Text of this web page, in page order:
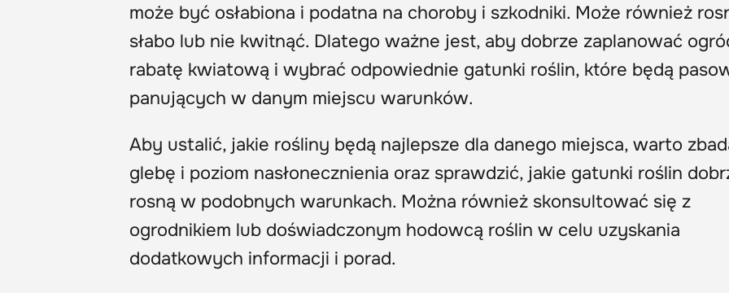
może być osłabiona i podatna na choroby i szkodniki. Może również
słabo lub nie kwitnąć. Dlatego ważne jest, aby dobrze zaplanować
rabatę kwiatową i wybrać odpowiednie gatunki roślin, które będą
panujących w danym miejscu warunków.
Aby ustalić, jakie rośliny będą najlepsze dla danego miejsca, warto
glebę i poziom nasłonecznienia oraz sprawdzić, jakie gatunki roślin
rosną w podobnych warunkach. Można również skonsultować się z
ogrodnikiem lub doświadczonym hodowcą roślin w celu uzyskania
dodatkowych informacji i porad.